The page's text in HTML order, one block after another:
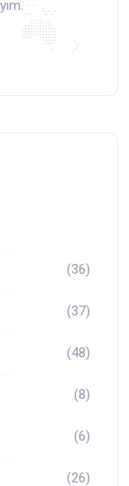
(36)
(37)
(48)
(8)
(6)
(26)